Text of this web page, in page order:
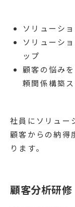
ソリューシ
ソリューシ
ップ
顧客の悩み
頼関係構築
社員にソリュー
顧客からの納得
ります。
顧客分析研修